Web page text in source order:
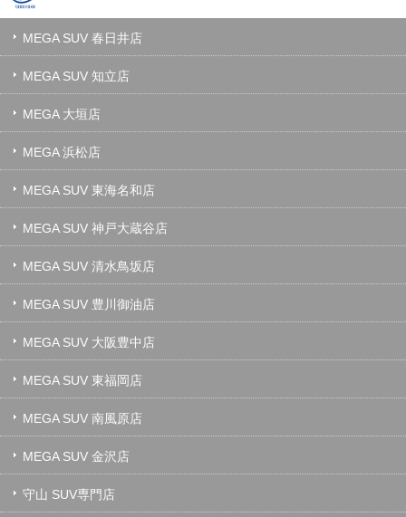
MEGA SUV 春日井店
MEGA SUV 知立店
MEGA 大垣店
MEGA 浜松店
MEGA SUV 東海名和店
MEGA SUV 神戸大蔵谷店
MEGA SUV 清水鳥坂店
MEGA SUV 豊川御油店
MEGA SUV 大阪豊中店
MEGA SUV 東福岡店
MEGA SUV 南風原店
MEGA SUV 金沢店
守山 SUV専門店